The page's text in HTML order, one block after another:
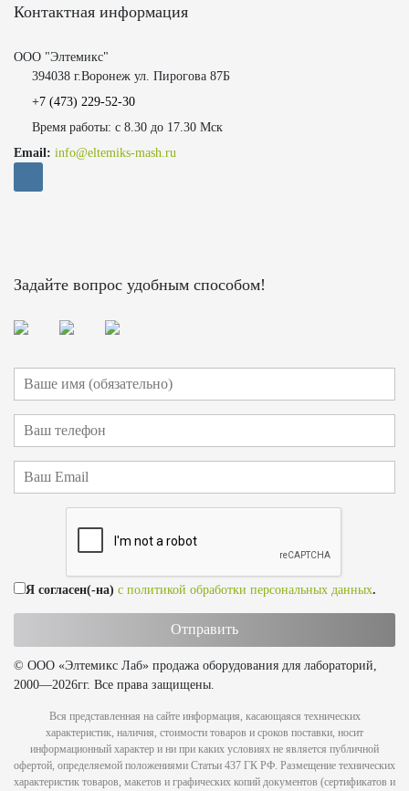
Контактная информация
ООО "Элтемикс"
394038 г.Воронеж ул. Пирогова 87Б
+7 (473) 229-52-30
Время работы: с 8.30 до 17.30 Мск
Email: info@eltemiks-mash.ru
Задайте вопрос удобным способом!
Я согласен(-на) с политикой обработки персональных данных.
© ООО «Элтемикс Лаб» продажа оборудования для лабораторий,
2000—2026гг. Все права защищены.
Вся представленная на сайте информация, касающаяся технических
характеристик, наличия, стоимости товаров и сроков поставки, носит
информационный характер и ни при каких условиях не является публичной
офертой, определяемой положениями Статьи 437 ГК РФ. Размещение технических
характеристик товаров, макетов и графических копий документов (сертификатов и